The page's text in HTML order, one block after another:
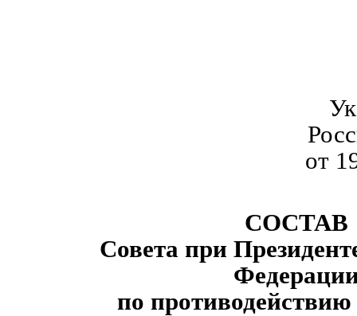
от
СОСТАВ
Совета при
по